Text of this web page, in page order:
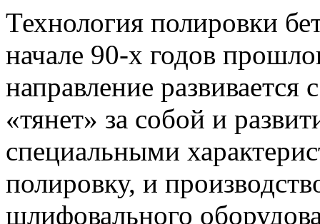
Технология полировки
начале 90-х годов
направление
«тянет» за собой и
специальными
полировку, и
шлифовального